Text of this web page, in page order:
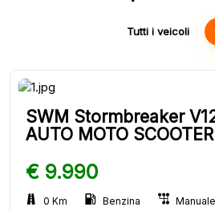
Tutti i veicoli
SWM Stormbreaker
AUTO MOTO SCOOTER
€ 9.990
0 Km Benzina Manuale